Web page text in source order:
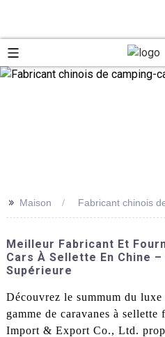
>> Maison Fabricant chinois
Meilleur Fabricant Et
Cars À Sellette En Chine
Supérieure
Découvrez le summum du
gamme de caravanes à
Import & Export Co., Ltd.